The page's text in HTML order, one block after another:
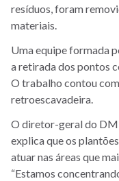
resíduos, foram
materiais.
Uma equipe formada
a retirada dos pontos
O trabalho contou
retroescavadeira.
O diretor-geral do
explica que os
atuar nas áreas que
“Estamos